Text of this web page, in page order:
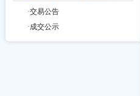
·交易公告
·成交公示